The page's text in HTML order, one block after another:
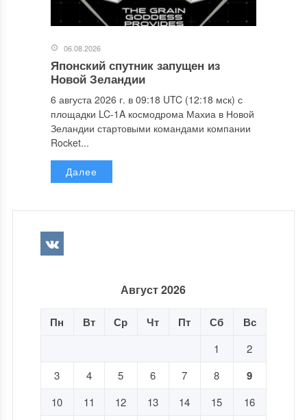
06.08.2026
Японский спутник запущен из
Новой Зеландии
6 августа 2026 г. в 09:18 UTC (12:18 мск) с
площадки LC-1A космодрома Махиа в Новой
Зеландии стартовыми командами компании
Rocket...
Далее
Август 2026
Пн Вт Ср Чт Пт Сб Вс
1
2
3
4 5 6 7 8 9
10 11 12 13 14 15
16